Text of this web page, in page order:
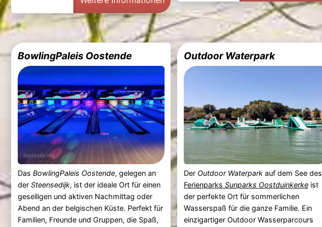
BowlingPaleis Oostende
Das BowlingPaleis Oostende, gelegen an
der Steensedijk, ist der ideale Ort für einen
geselligen und aktiven Nachmittag oder
Abend an der belgischen Küste. Perfekt für
Familien, Freunde und Gruppen, die Spaß,
Outdoor Waterpark
Der Outdoor Waterparkauf dem See des
Ferienparks Sunparks Oostduinkerkeist
der perfekte Ort für sommerlichen
Wasserspaß für die ganze Familie. Ein
einzigartiger Outdoor Wasserparcours